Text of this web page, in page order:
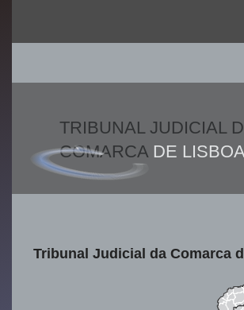
TRIBUNAL JUDICIAL
COMARCADE
Tribunal Judicial da Comarca